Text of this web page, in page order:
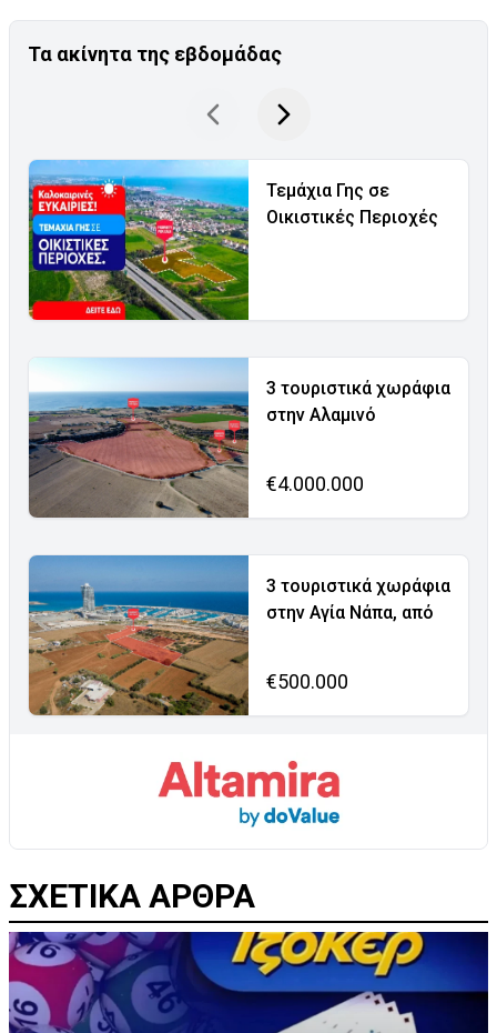
Τα ακίνητα της εβδομάδας
Τεμάχια Γης σε
Οικιστικές Περιοχές
3 τουριστικά χωράφια
στην Αλαμινό
€4.000.000
3 τουριστικά χωράφια
στην Αγία Νάπα, από
€500.000
ΣΧΕΤΙΚΑ ΑΡΘΡΑ